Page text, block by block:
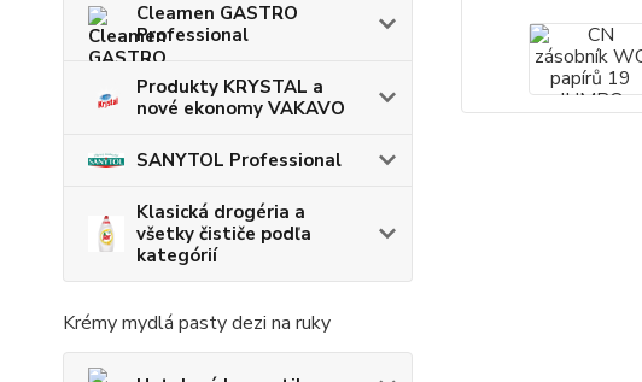
Cleamen GASTRO
Professional
Produkty KRYSTAL a
nové ekonomy VAKAVO
SANYTOL Professional
Klasická drogéria a
všetky čističe podľa
kategórií
Krémy mydlá pasty dezi na ruky